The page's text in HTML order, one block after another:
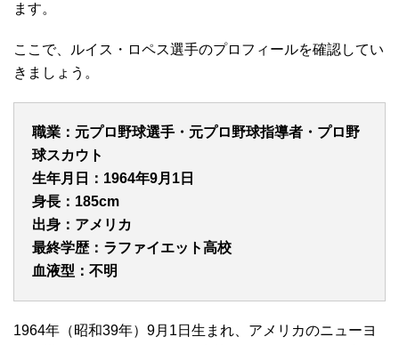
ます。
ここで、ルイス・ロペス選手のプロフィールを確認してい
きましょう。
職業：元プロ野球選手・元プロ野球指導者・プロ野
球スカウト
生年月日：1964年9月1日
身長：185cm
出身：アメリカ
最終学歴：ラファイエット高校
血液型：不明
1964年（昭和39年）9月1日生まれ、アメリカのニューヨ